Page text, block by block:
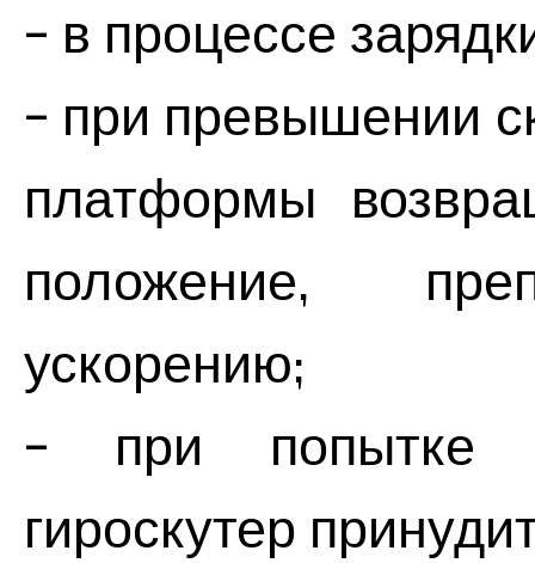
- в процессе
- при превышении
платформы
положение,
ускорению;
- при попытке
гироскутер